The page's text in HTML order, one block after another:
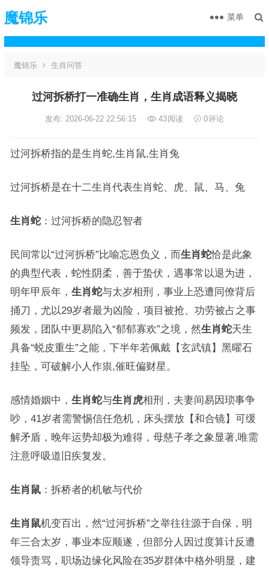
魔锦乐 菜单
魔锦乐 生肖问答
过河拆桥打一准确生肖，生肖成语释义揭晓
发布: 2026-06-22 22:56:15 43阅读 0评论
过河拆桥指的是生肖蛇,生肖鼠,生肖兔
过河拆桥是在十二生肖代表生肖蛇、虎、鼠、马、兔
生肖蛇：过河拆桥的隐忍智者
民间常以“过河拆桥”比喻忘恩负义，而生肖蛇恰是此象
的典型代表，蛇性阴柔，善于蛰伏，遇事常以退为进，
明年甲辰年， 生肖蛇与太岁相刑，事业上恐遭同僚背后
捅刀，尤以29岁者最为凶险，项目被抢、功劳被占之事
频发，团队中更易陷入“郁郁寡欢”之境，然生肖蛇天生
具备“蜕皮重生”之能，下半年若佩戴【玄武镇】黑曜石
挂坠，可破解小人作祟,催旺偏财星。
感情婚姻中， 生肖蛇与生肖虎相刑，夫妻间易因琐事争
吵，41岁者需警惕信任危机，床头摆放【和合镜】可缓
解矛盾，晚年运势却极为难得，母慈子孝之象显著,唯需
注意呼吸道旧疾复发。
生肖鼠：拆桥者的机敏与代价
生肖鼠机变百出，然“过河拆桥”之举往往源于自保，明
年三合太岁，事业本应顺遂，但部分人因过度算计反遭
领导责骂，职场边缘化风险在35岁群体中格外明显，建